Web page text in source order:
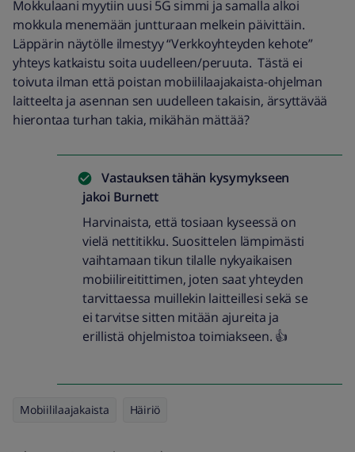
Mokkulaani myytiin uusi 5G simmi ja samalla alkoi
mokkula menemään juntturaan melkein päivittäin.
Läppärin näytölle ilmestyy “Verkkoyhteyden kehote”
yhteys katkaistu soita uudelleen/peruuta. Tästä ei
toivuta ilman että poistan mobiililaajakaista-ohjelman
laitteelta ja asennan sen uudelleen takaisin, ärsyttävää
hierontaa turhan takia, mikähän mättää?
Vastauksen tähän kysymykseen
jakoi Burnett
Harvinaista, että tosiaan kyseessä on
vielä nettitikku. Suosittelen lämpimästi
vaihtamaan tikun tilalle nykyaikaisen
mobiilireitittimen, joten saat yhteyden
tarvittaessa muillekin laitteillesi sekä se
ei tarvitse sitten mitään ajureita ja
erillistä ohjelmistoa toimiakseen. 👍
Mobiililaajakaista Häiriö